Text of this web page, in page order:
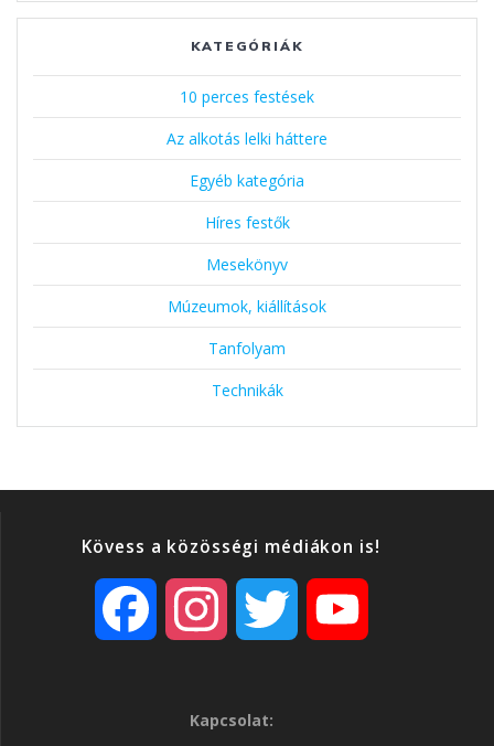
KATEGÓRIÁK
10 perces festések
Az alkotás lelki háttere
Egyéb kategória
Híres festők
Mesekönyv
Múzeumok, kiállítások
Tanfolyam
Technikák
Kövess a közösségi médiákon is!
s
Kapcsolat: